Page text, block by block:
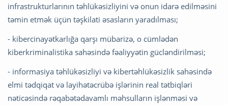
infrastrukturlarının təhlükəsizliyini və onun idarə edilməsini
təmin etmək üçün təşkilati əsasların yaradılması;
- kibercinayətkarlığa qarşı mübarizə, o cümlədən
kiberkriminalistika sahəsində fəaliyyətin gücləndirilməsi;
- informasiya təhlükəsizliyi və kibertəhlükəsizlik sahəsində
elmi tədqiqat və layihətəcrübə işlərinin real tətbiqləri
nəticəsində rəqabətədavamlı məhsulların işlənməsi və